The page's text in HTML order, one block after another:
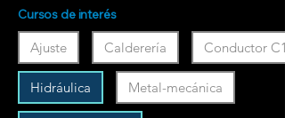
Cursos de interés
Ajuste Calderería Conductor C1
Hidráulica Metal-mecánica